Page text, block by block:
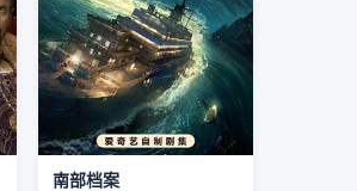
南部档案